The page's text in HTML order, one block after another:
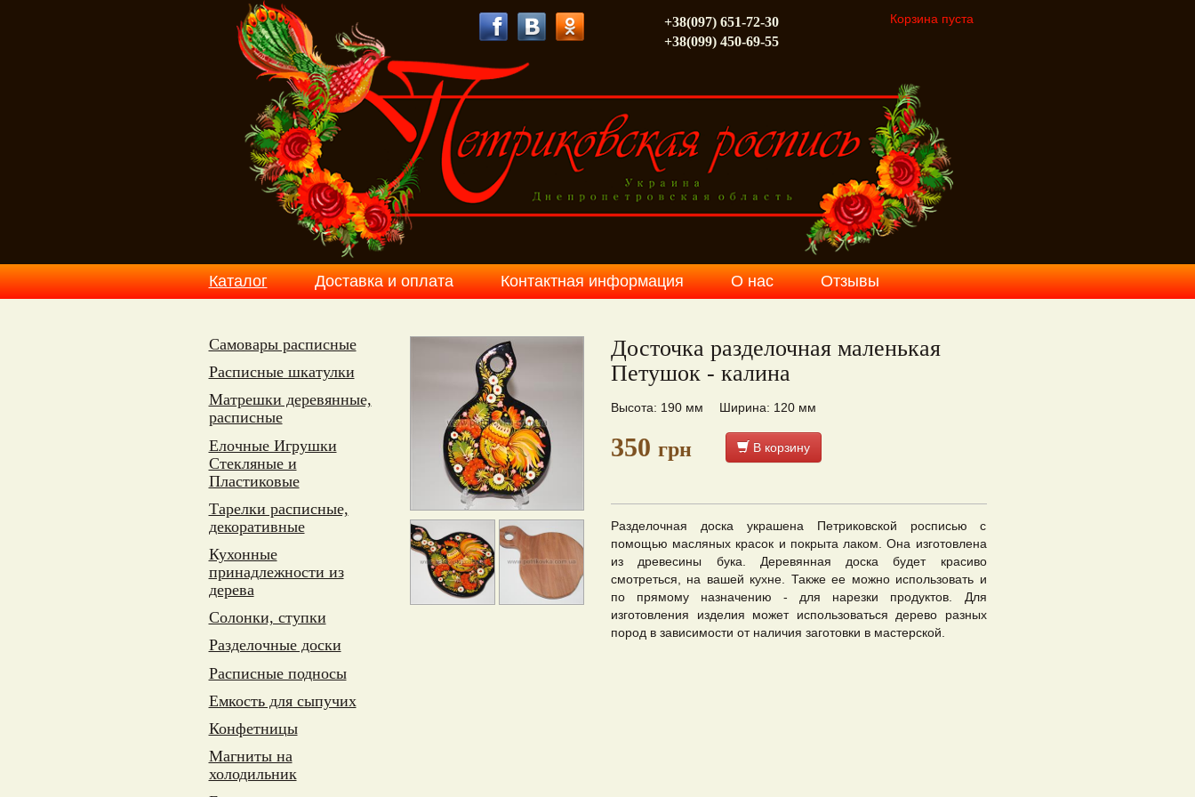
+38(097) 651-72-30
+38(099) 450-69-55
Корзина пуста
Каталог Доставка и оплата Контактная информация О нас Отзывы
Самовары расписные
Расписные шкатулки
Матрешки деревянные,
расписные
Елочные Игрушки
Стекляные и
Пластиковые
Тарелки расписные,
декоративные
Кухонные
принадлежности из
дерева
Солонки, ступки
Разделочные доски
Расписные подносы
Емкость для сыпучих
Конфетницы
Магниты на
холодильник
Досточка разделочная маленькая
Петушок - калина
Высота: 190 мм Ширина: 120 мм
350 грн В корзину
Разделочная доска украшена Петриковской росписью с
помощью масляных красок и покрыта лаком. Она изготовлена
из древесины бука. Деревянная доска будет красиво
смотреться, на вашей кухне. Также ее можно использовать и
по прямому назначению - для нарезки продуктов. Для
изготовления изделия может использоваться дерево разных
пород в зависимости от наличия заготовки в мастерской.